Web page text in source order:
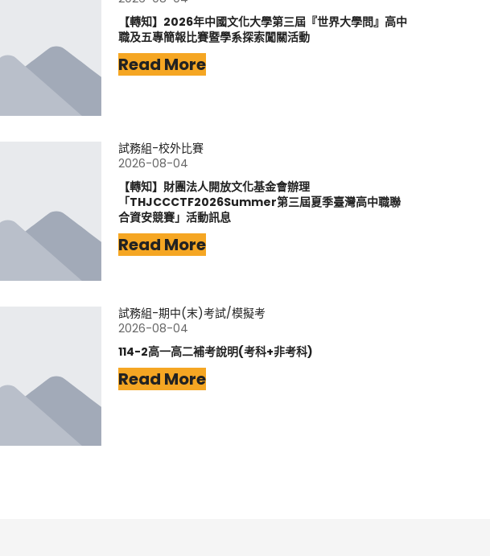
【轉知】2026年中國文化大學第三屆『世界大學問』高中
職及五專簡報比賽暨學系探索闖關活動
Read More
試務組-校外比賽
2026-08-04
【轉知】財團法人開放文化基金會辦理
「THJCCCTF2026Summer第三屆夏季臺灣高中職聯
合資安競賽」活動訊息
Read More
試務組-期中(末)考試/模擬考
2026-08-04
114-2高一高二補考說明(考科+非考科)
Read More